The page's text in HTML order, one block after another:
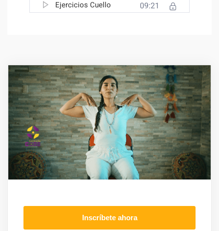
Ejercicios Cuello 09:21
Inscríbete ahora